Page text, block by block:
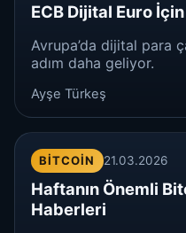
ECB Dijital Euro
Avrupa’da dijital para
adım daha geliyor.
Ayşe Türkeş
BITCOIN 21.03.2026
Haftanın Önemli
Haberleri